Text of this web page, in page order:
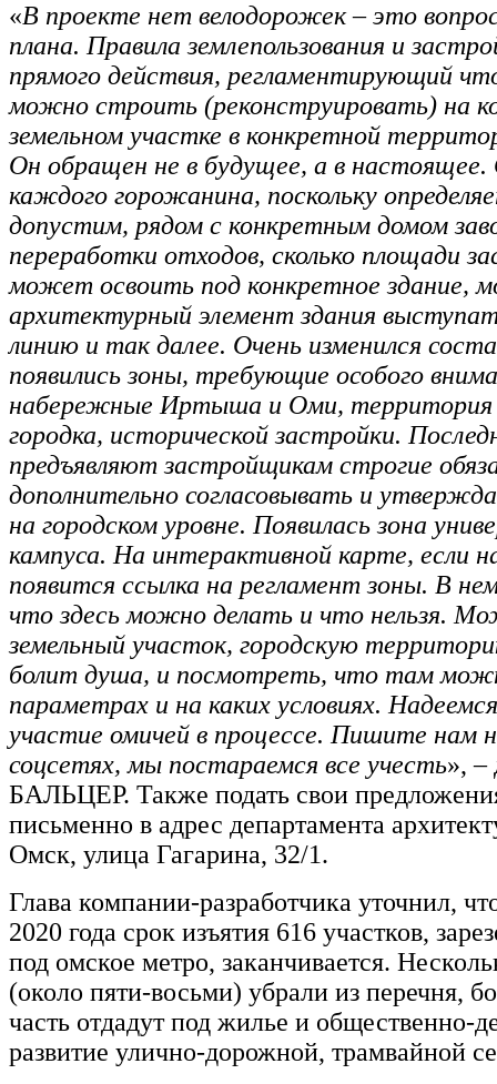
«В проекте нет велодорожек – это вопрос
плана. Правила землепользования и
прямого действия, регламентирующий
можно строить (реконструировать) на
земельном участке в конкретной
Он обращен не в будущее, а в
каждого горожанина, поскольку
допустим, рядом с конкретным домом
переработки отходов, сколько площади
может освоить под конкретное здание,
архитектурный элемент здания
линию и так далее. Очень изменился
появились зоны, требующие особого
набережные Иртыша и Оми, территория
городка, исторической застройки.
предъявляют застройщикам строгие
дополнительно согласовывать и
на городском уровне. Появилась зона
кампуса. На интерактивной карте, если
появится ссылка на регламент зоны. В
что здесь можно делать и что нельзя.
земельный участок, городскую
болит душа, и посмотреть, что там
параметрах и на каких условиях.
участие омичей в процессе. Пишите нам
соцсетях, мы постараемся все учесть», –
БАЛЬЦЕР. Также подать свои
письменно в адрес департамента
Омск, улица Гагарина, 32/1.
Глава компании-разработчика уточнил,
2020 года срок изъятия 616 участков,
под омское метро, заканчивается.
(около пяти-восьми) убрали из перечня,
часть отдадут под жилье и общественно-
развитие улично-дорожной, трамвайной